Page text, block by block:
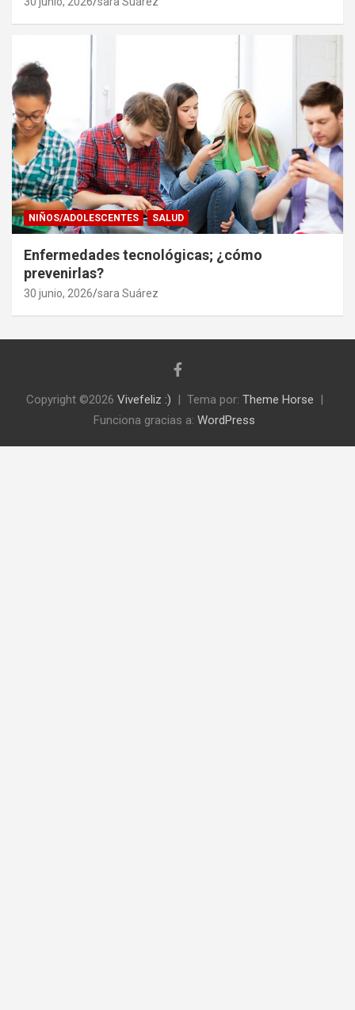
NIÑOS/ADOLESCENTES SALUD
Enfermedades tecnológicas; ¿cómo
prevenirlas?
30 junio, 2026 sara Suárez
Copyright ©2026 Vivefeliz :) Tema por: Theme Horse
Funciona gracias a: WordPress